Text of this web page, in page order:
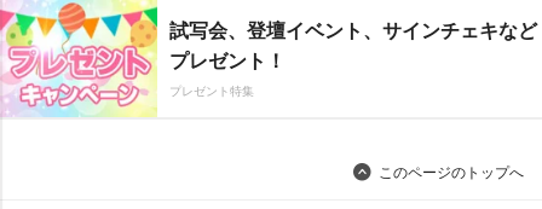
試写会、登壇イベント、サインチェキなど
プレゼント！
プレゼント特集
このページのトップへ